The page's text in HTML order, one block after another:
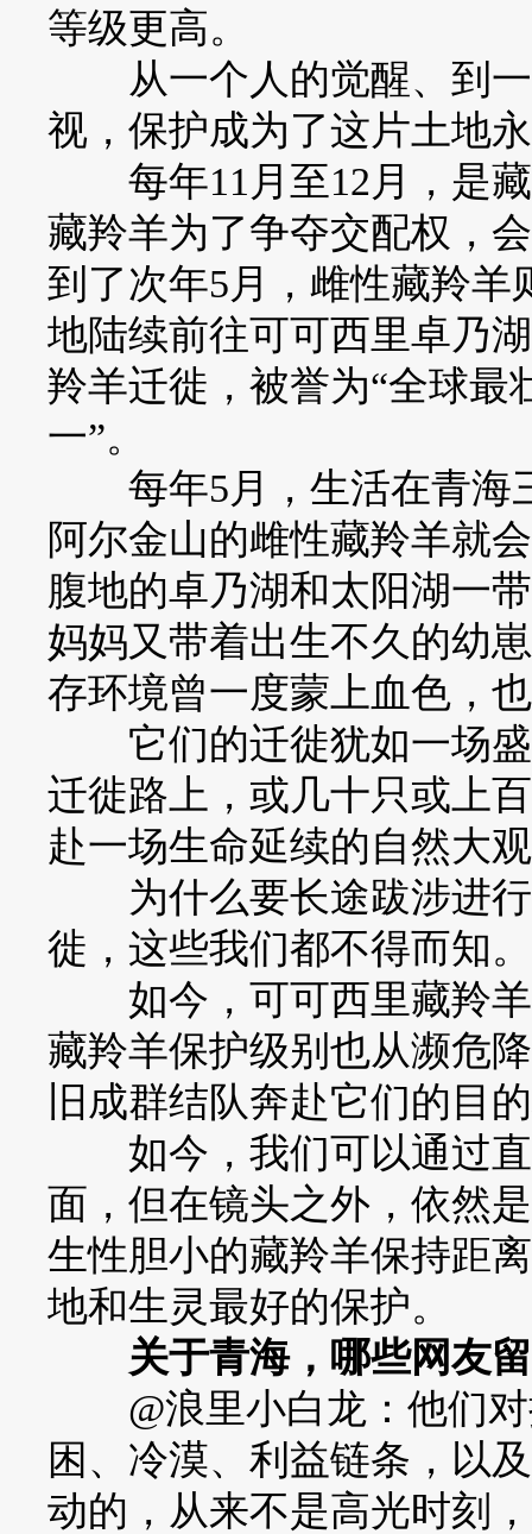
等级更高。
从一个人的觉醒、到一
视，保护成为了这片土地
每年11月至12月，是藏
藏羚羊为了争夺交配权，
到了次年5月，雌性藏羚
地陆续前往可可西里卓乃
羚羊迁徙，被誉为“全球最
一”。
每年5月，生活在青海
阿尔金山的雌性藏羚羊就
腹地的卓乃湖和太阳湖一
妈妈又带着出生不久的幼
存环境曾一度蒙上血色，
它们的迁徙犹如一场盛
迁徙路上，或几十只或上
赴一场生命延续的自然大
为什么要长途跋涉进行
徙，这些我们都不得而知。
如今，可可西里藏羚羊
藏羚羊保护级别也从濒危
旧成群结队奔赴它们的目
如今，我们可以通过直
面，但在镜头之外，依然
生性胆小的藏羚羊保持距
地和生灵最好的保护。
关于青海，哪些网友
@浪里小白龙：他们对
困、冷漠、利益链条，以
动的，从来不是高光时刻